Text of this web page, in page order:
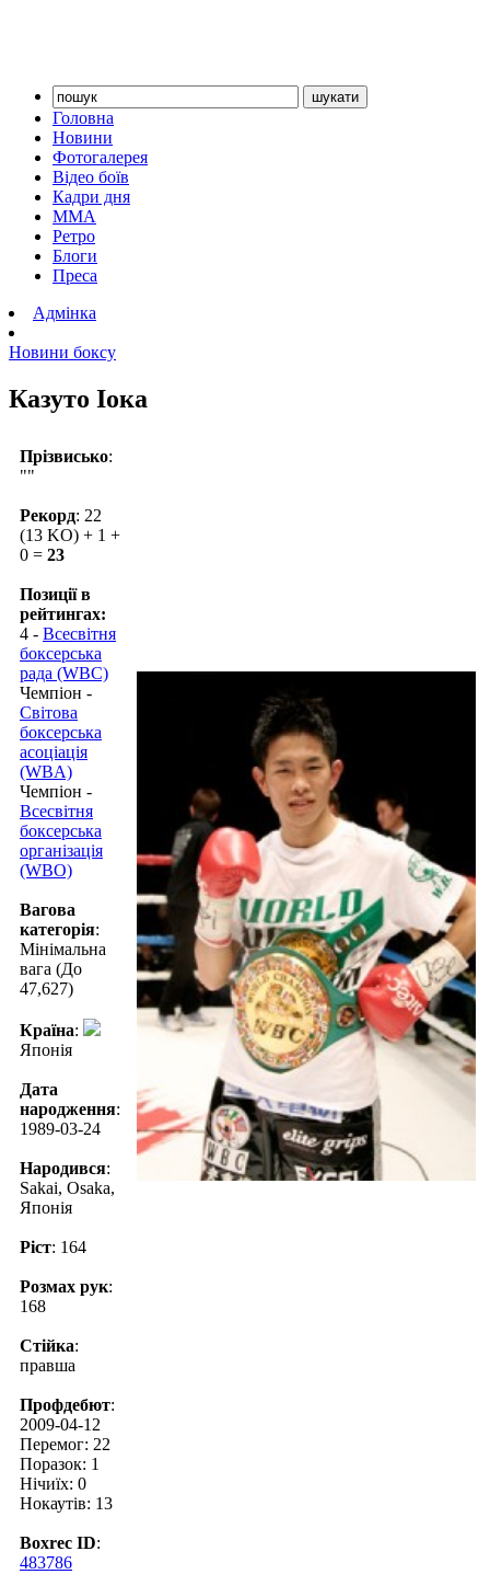
Головна
Новини
Фотогалерея
Відео боїв
Кадри дня
ММА
Ретро
Блоги
Преса
Адмінка
Новини боксу
Казуто Іока
Прізвисько:
""
Рекорд: 22
(13 KO) + 1 +
0 = 23
Позиції в
рейтингах:
4 - Всесвітня
боксерська
рада (WBC)
Чемпіон -
Світова
боксерська
асоціація
(WBA)
Чемпіон -
Всесвітня
боксерська
організація
(WBO)
Вагова
категорія:
Мінімальна
вага (До
47,627)
Країна:
Японія
Дата
народження:
1989-03-24
Народився:
Sakai, Osaka,
Японія
Ріст: 164
Розмах рук:
168
Стійка:
правша
Профдебют:
2009-04-12
Перемог: 22
Поразок: 1
Нічиїх: 0
Нокаутів: 13
Boxrec ID:
483786